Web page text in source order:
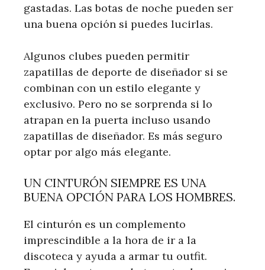
gastadas. Las botas de noche pueden ser
una buena opción si puedes lucirlas.
Algunos clubes pueden permitir
zapatillas de deporte de diseñador si se
combinan con un estilo elegante y
exclusivo. Pero no se sorprenda si lo
atrapan en la puerta incluso usando
zapatillas de diseñador. Es más seguro
optar por algo más elegante.
UN CINTURÓN SIEMPRE ES UNA
BUENA OPCIÓN PARA LOS HOMBRES.
El cinturón es un complemento
imprescindible a la hora de ir a la
discoteca y ayuda a armar tu outfit.